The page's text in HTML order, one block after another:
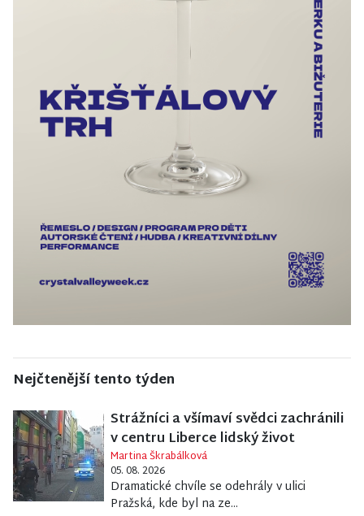
Nejčtenější tento týden
Strážníci a všímaví svědci zachránili
v centru Liberce lidský život
Martina Škrabálková
05. 08. 2026
Dramatické chvíle se odehrály v ulici
Pražská, kde byl na ze...